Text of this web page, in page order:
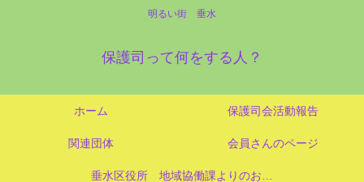
明るい街 垂水
保護司って何をする人？
ホーム 保護司会活動報告
関連団体 会員さんのページ
垂水区役所 地域協働課よりのお知らせ